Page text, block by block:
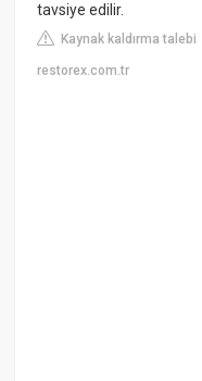
tavsiye edilir.
Kaynak kaldırma talebi
restorex.com.tr